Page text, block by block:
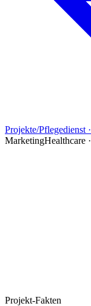
Projekte/Pflegedienst
MarketingHealthcare
Projekt-Fakten